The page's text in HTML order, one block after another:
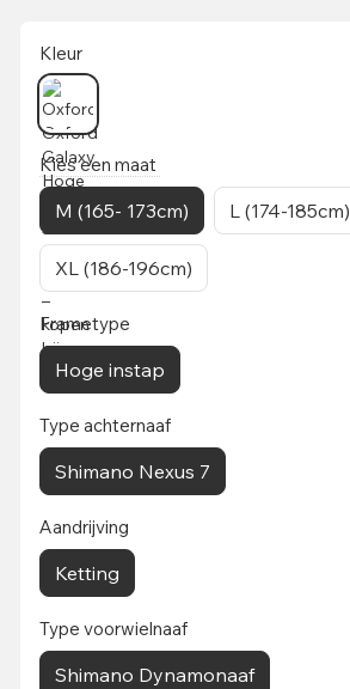
Kleur
Kies een maat
M (165- 173cm) L (174-185cm)
XL (186-196cm)
Frametype
Hoge instap
Type achternaaf
Shimano Nexus 7
Aandrijving
Ketting
Type voorwielnaaf
Shimano Dynamonaaf